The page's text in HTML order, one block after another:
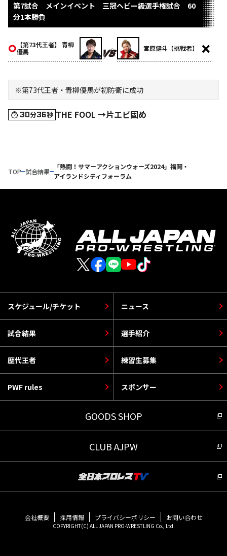
第7試合 メインイベント 三冠ヘビー級選手権試合 60
分1本勝負
【第73代王者】 青柳
優馬
宮原健斗【挑戦者】
※第73代王者・青柳優馬が初防衛に成功
30分36秒 THE FOOL →片エビ固め
TOP 試合結果
「熱闘！サマーアクションウォーズ2024」福岡・
アイランドシティフォーラム
スケジュール/チケット
選手紹介
PWF rules
ニュース
歴代王者
スポンサー
試合結果
練習生募集
GOODS SHOP
CLUB AJPW
会社概要 採用情報 プライバシーポリシー お問い合わせ
COPYRIGHT(C) ALL JAPAN PRO-WRESTLING Co., Ltd.